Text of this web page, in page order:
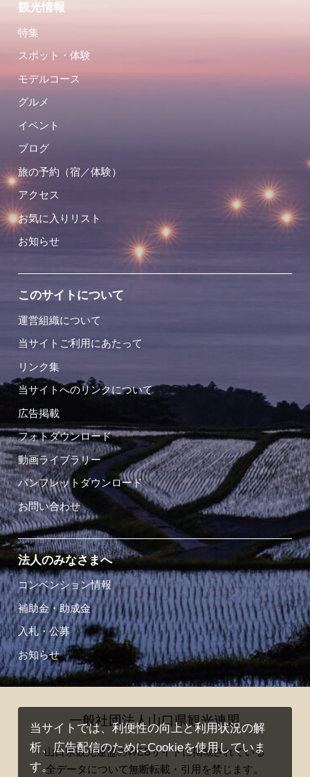
観光情報
特集
スポット・体験
モデルコース
グルメ
イベント
ブログ
旅の予約（宿／体験）
アクセス
お気に入りリスト
お知らせ
このサイトについて
運営組織について
当サイトご利用にあたって
リンク集
当サイトへのリンクについて
広告掲載
フォトダウンロード
動画ライブラリー
パンフレットダウンロード
お問い合わせ
法人のみなさまへ
コンベンション情報
補助金・助成金
入札・公募
お知らせ
一般社団法人山口県観光連盟
山口県観光連盟のWEBサイトに掲載されている
全データについて無断転載・引用を禁じます。
当サイトでは、利便性の向上と利用状況の解
析、広告配信のためにCookieを使用していま
す。